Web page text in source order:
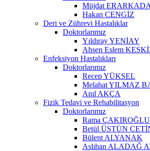
Müjdat
Hakan CENGİZ
Deri ve Zührevi Hastalıklar
Doktorlarımız
Yıldıray YENİAY
Ahsen Eslem
Enfeksiyon Hastalıkları
Doktorlarımız
Recep YÜKSEL
Melahat YILMAZ
Anıl AKÇA
Fizik Tedavi ve Rehabilitasyon
Doktorlarımız
Rama ÇAKIROĞLU
Betül ÜSTÜN
Bülent ALYANAK
Aslıhan ALADAĞ